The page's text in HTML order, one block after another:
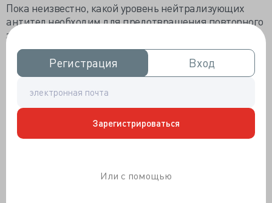
Регистрация
Регистрация Вход
Вход
Зарегистрироваться
Или с помощью
Пока неизвестно, какой уровень нейтрализующих
антител необходим для предотвращения повторного
заболевания или хотя бы уменьшения выраженности
его симптомов. Проводят изучение и других аспектов
иммунитета. Так, канадские исследователи изучают
роль антител, связывающихся с инфицированными
клетками и «помечающими» их для поражения
иммунной системой – антитело-зависимую
цитотоксичность в ответ на SARS-CoV-2.
Однако иммунитет не ограничивается только лишь
предполагают, что они также участвуют в защите от